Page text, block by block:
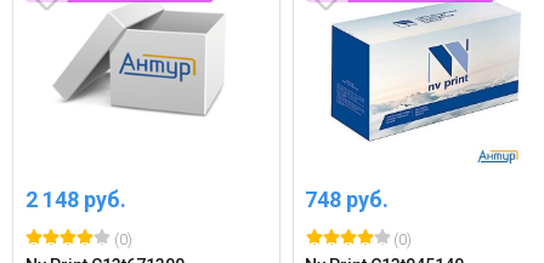
2 148 руб.
(0)
748 руб.
(0)